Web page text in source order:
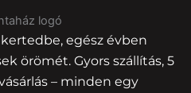
egész évben
örömét. Gyors szállítás, 5
– minden egy